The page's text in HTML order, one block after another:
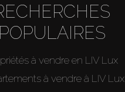
POPULAIRES
à vendre en LIV Lux
à vendre à LIV Lux